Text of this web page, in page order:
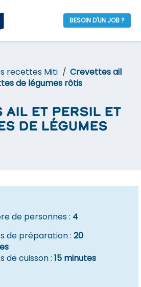
BESOIN D'UN JOB ?
recettes Miti
Crevettes ail
de légumes rôtis
ail et persil et
de légumes
de personnes : 4
de préparation :20
de cuisson :15 minutes